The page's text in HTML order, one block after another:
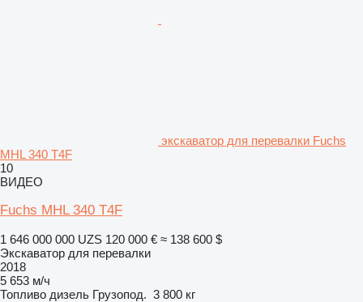
экскаватор для перевалки Fuchs
MHL 340 T4F
10
ВИДЕО
Fuchs MHL 340 T4F
1 646 000 000 UZS 120 000 € ≈ 138 600 $
Экскаватор для перевалки
2018
5 653 м/ч
Топливо дизель Грузопод. 3 800 кг